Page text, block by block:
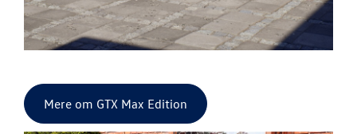
Mere om GTX Max Edition